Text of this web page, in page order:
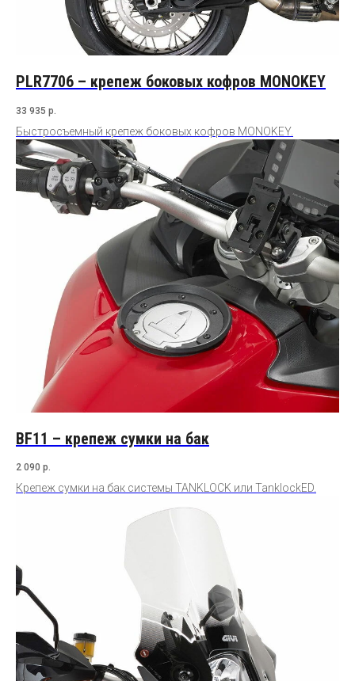
PLR7706 – крепеж боковых кофров MONOKEY
33 935 р.
Быстросъемный крепеж боковых кофров MONOKEY.
BF11 – крепеж сумки на бак
2 090 р.
Крепеж сумки на бак системы TANKLOCK или TanklockED.